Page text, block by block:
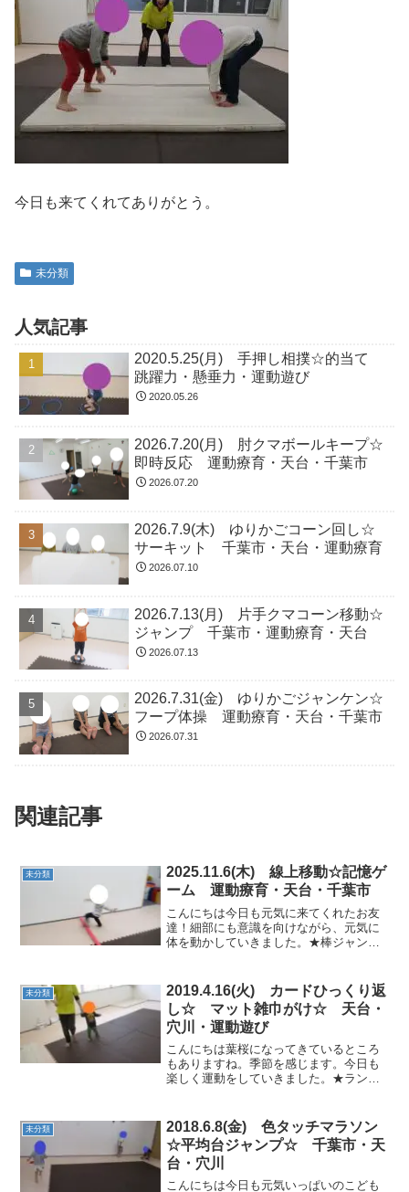
今日も来てくれてありがとう。
未分類
人気記事
2020.5.25(月) 手押し相撲☆的当て
跳躍力・懸垂力・運動遊び
2020.05.26
2026.7.20(月) 肘クマボールキープ☆
即時反応 運動療育・天台・千葉市
2026.07.20
2026.7.9(木) ゆりかごコーン回し☆
サーキット 千葉市・天台・運動療育
2026.07.10
2026.7.13(月) 片手クマコーン移動☆
ジャンプ 千葉市・運動療育・天台
2026.07.13
2026.7.31(金) ゆりかごジャンケン☆
フープ体操 運動療育・天台・千葉市
2026.07.31
関連記事
未分類
2025.11.6(木) 線上移動☆記憶ゲ
ーム 運動療育・天台・千葉市
こんにちは今日も元気に来てくれたお友
達！細部にも意識を向けながら、元気に
体を動かしていきました。★棒ジャンプ
プでは両足ジャンプ、カラー石では落ち
ないように気をつけなが...
未分類
2019.4.16(火) カードひっくり返
し☆ マット雑巾がけ☆ 天台・
穴川・運動遊び
こんにちは葉桜になってきているところ
もありますね。季節を感じます。今日も
楽しく運動をしていきました。★ランニ
とることができました。 ★絵本★★マッ
ト雑巾がけ★力いっぱい...
未分類
2018.6.8(金) 色タッチマラソン
☆平均台ジャンプ☆ 千葉市・天
台・穴川
こんにちは今日も元気いっぱいのこども